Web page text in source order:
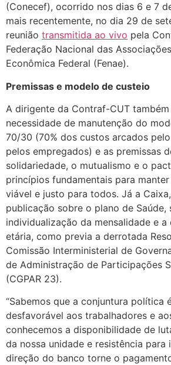
(Conecef), ocorrido nos dias 6 e 7
mais recentemente, no dia 29 de
reunião transmitida ao vivo pela
Federação Nacional das
Econômica Federal (Fenae).
Premissas e modelo de custeio
A dirigente da Contraf-CUT
necessidade de manutenção do
70/30 (70% dos custos arcados
pelos empregados) e as premissas
solidariedade, o mutualismo e o
princípios fundamentais para
viável e justo para todos. Já a
publicação sobre o plano de Saúde,
individualização da mensalidade e
etária, como previa a derrotada
Comissão Interministerial de
de Administração de Participações
(CGPAR 23).
“Sabemos que a conjuntura política
desfavorável aos trabalhadores e
conhecemos a disponibilidade de
da nossa unidade e resistência para
direção do banco torne o